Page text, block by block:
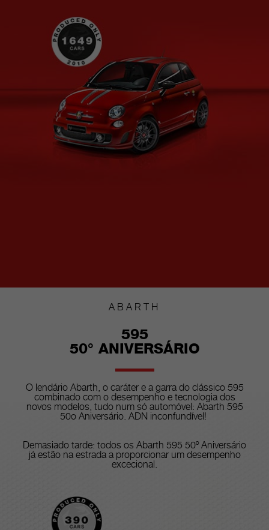
ABARTH
595
50° ANIVERSÁRIO
O lendário Abarth, o caráter e a garra do clássico 595
combinado com o desempenho e tecnologia dos
novos modelos, tudo num só automóvel: Abarth 595
50o Aniversário. ADN inconfundível!
Demasiado tarde: todos os Abarth 595 50º Aniversário
já estão na estrada a proporcionar um desempenho
excecional.